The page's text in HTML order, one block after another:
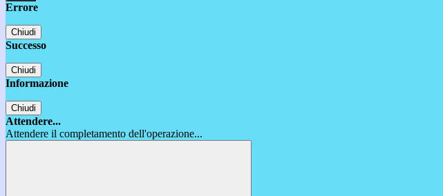
Errore
Chiudi
Successo
Chiudi
Informazione
Chiudi
Attendere...
Attendere il completamento dell'operazione...